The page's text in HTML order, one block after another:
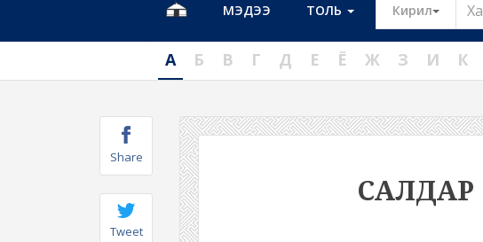
МЭДЭЭ ТОЛЬ Кирил Toggle
А Б В Г Д Е Ё Ж З И К
Share
Tweet
САЛДАР